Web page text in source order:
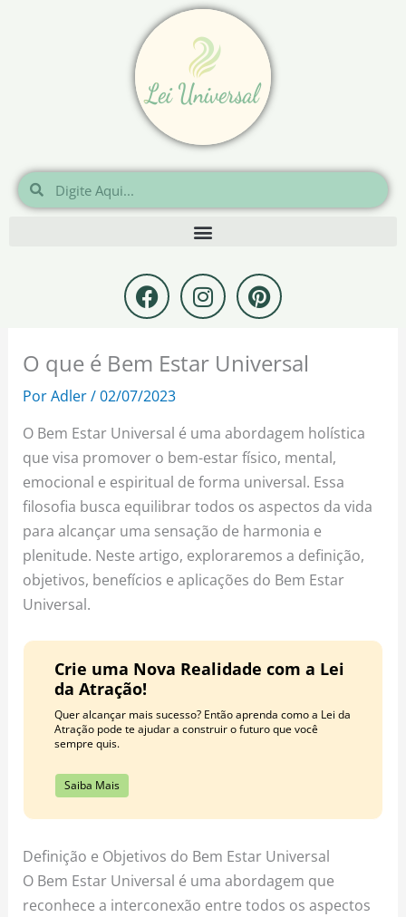
Pesquisar
Pesquisar
F
a
c
e
b
o
k
I
n
s
t
a
a
m
P
i
n
t
e
e
s
t
O que é Bem Estar Universal
PorAdler/02/07/2023
O Bem Estar Universal é uma abordagem holística
que visa promover o bem-estar físico, mental,
emocional e espiritual de forma universal. Essa
filosofia busca equilibrar todos os aspectos da vida
para alcançar uma sensação de harmonia e
plenitude. Neste artigo, exploraremos a definição,
objetivos, benefícios e aplicações do Bem Estar
Universal.
Crie uma Nova Realidade com a Lei
da Atração!
Quer alcançar mais sucesso? Então aprenda como a Lei da
Atração pode te ajudar a construir o futuro que você
sempre quis.
Saiba Mais
Definição e Objetivos do Bem Estar Universal
O Bem Estar Universal é uma abordagem que
reconhece a interconexão entre todos os aspectos